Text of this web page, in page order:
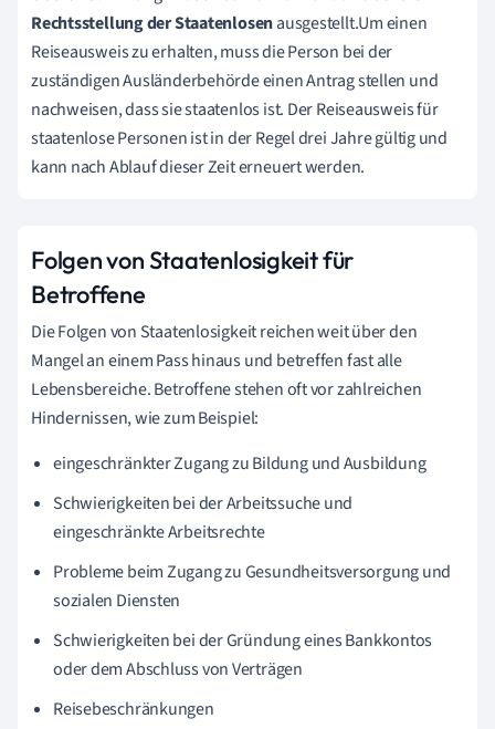
Rechtsstellung der Staatenlosenausgestellt.Um einen
Reiseausweis zu erhalten, muss die Person bei der
zuständigen Ausländerbehörde einen Antrag stellen und
nachweisen, dass sie staatenlos ist. Der Reiseausweis für
staatenlose Personen ist in der Regel drei Jahre gültig und
kann nach Ablauf dieser Zeit erneuert werden.
Folgen von Staatenlosigkeit für
Betroffene
Die Folgen von Staatenlosigkeit reichen weit über den
Mangel an einem Pass hinaus und betreffen fast alle
Lebensbereiche. Betroffene stehen oft vor zahlreichen
Hindernissen, wie zum Beispiel:
eingeschränkter Zugang zu Bildung und Ausbildung
Schwierigkeiten bei der Arbeitssuche und
eingeschränkte Arbeitsrechte
Probleme beim Zugang zu Gesundheitsversorgung und
sozialen Diensten
Schwierigkeiten bei der Gründung eines Bankkontos
oder dem Abschluss von Verträgen
Reisebeschränkungen